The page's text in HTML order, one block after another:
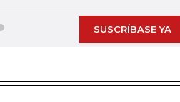
SUSCRÍBASE YA